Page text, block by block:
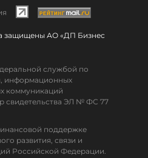
защищены АО «ДП Бизнес
службой по
информационных
коммуникаций
свидетельства ЭЛ № ФС 77
поддержке
развития, связи и
Российской Федерации.